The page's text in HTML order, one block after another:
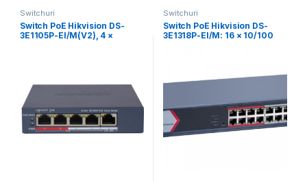
Switchuri
Switch PoE Hikvision DS-
3E1105P-EI/M(V2), 4 ×
Switchuri
Switch PoE Hikvision DS-
3E1318P-EI/M: 16 × 10/100